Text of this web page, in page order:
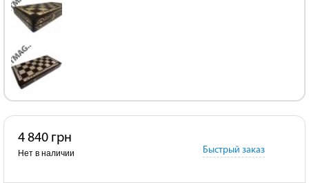
4 840 грн
Нет в наличии Быстрый заказ